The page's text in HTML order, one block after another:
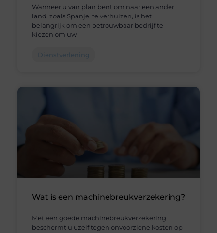
Wanneer u van plan bent om naar een ander
land, zoals Spanje, te verhuizen, is het
belangrijk om een betrouwbaar bedrijf te
kiezen om uw
Dienstverlening
Wat is een machinebreukverzekering?
Met een goede machinebreukverzekering
beschermt u uzelf tegen onvoorziene kosten op